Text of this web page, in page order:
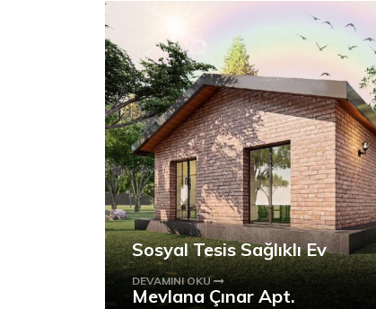
Sosyal Tesis Sağlıklı Ev
DEVAMINI OKU
Mevlana Çınar Apt.